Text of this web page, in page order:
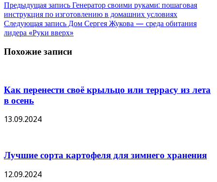
Предыдущая запись Генератор своими руками: пошаговая
инструкция по изготовлению в домашних условиях
Следующая запись Дом Сергея Жукова — среда обитания
лидера «Руки вверх»
Похожие записи
Как перенести своё крыльцо или террасу из лета
в осень
13.09.2024
Лучшие сорта картофеля для зимнего хранения
12.09.2024